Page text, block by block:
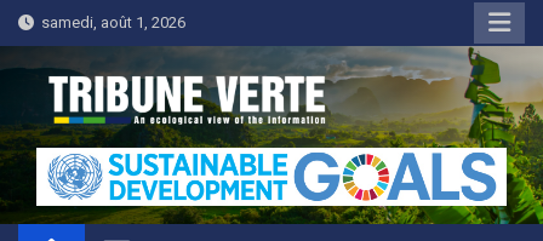
Skip
to
content
samedi, août 1, 2026
Tribune Verte
Un regard écologique de l'information